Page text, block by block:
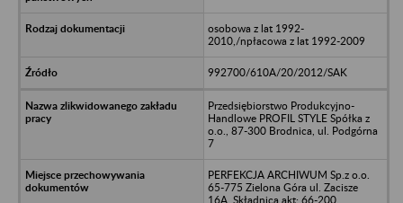
osobowa z lat 1992-
2010,/npłacowa z lat 1992-2009
992700/610A/20/2012/SAK
Przedsiębiorstwo Produkcyjno-
Handlowe PROFIL STYLE Spółka z
o.o., 87-300 Brodnica, ul. Podgórna
7
PERFEKCJA ARCHIWUM Sp.z o.o.
65-775 Zielona Góra ul. Zacisze
16A, Składnica akt: 66-200